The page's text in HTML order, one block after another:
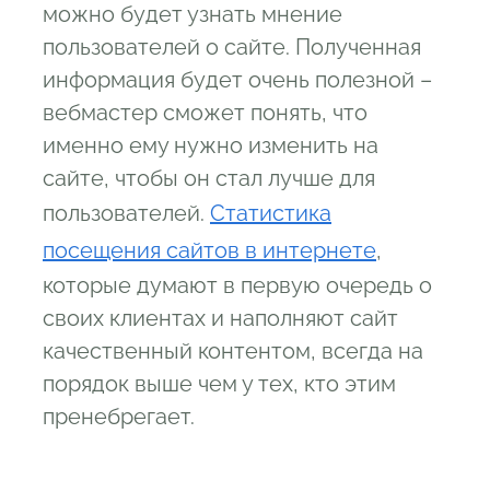
можно будет узнать мнение
пользователей о сайте. Полученная
информация будет очень полезной –
вебмастер сможет понять, что
именно ему нужно изменить на
сайте, чтобы он стал лучше для
пользователей. Статистика
посещения сайтов в интернете,
которые думают в первую очередь о
своих клиентах и наполняют сайт
качественный контентом, всегда на
порядок выше чем у тех, кто этим
пренебрегает.